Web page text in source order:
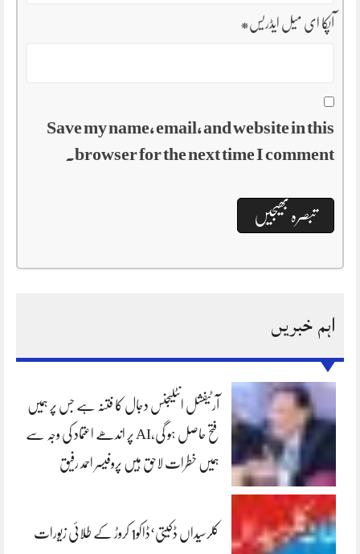
آپکا ای میل ایڈریس*
Save my name, email, and website in this
browser for the next time I comment.
اہم خبریں
آرٹیفشل انٹلیجنس دجال کا فتنہ ہے جس پر ہمیں
فتح حاصل ہو گی،AI پر اندھے اعتماد کی وجہ سے
ہمیں خطرات لاحق ہیں پروفیسر احمد رفیق
کلرسیداں ڈکیتی‘ڈاکو1 کروڑ کے طلائی زیورات